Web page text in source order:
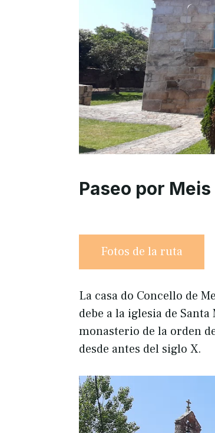
Paseo por
Fotos de la ruta
La casa do Concello de
debe a la iglesia de
monasterio de la orden
desde antes del siglo X.